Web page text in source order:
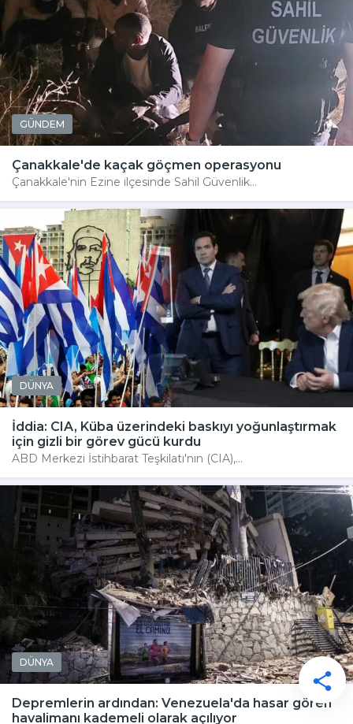
GÜNDEM
Çanakkale'de kaçak göçmen operasyonu
Çanakkale'nin Ezine ilçesinde Sahil Güvenlik...
DÜNYA
İddia: CIA, Küba üzerindeki baskıyı yoğunlaştırmak
için gizli bir görev gücü kurdu
ABD Merkezi İstihbarat Teşkilatı'nın (CIA),...
DÜNYA
Depremlerin ardından: Venezuela'da hasar gören
havalimanı kademeli olarak açılıyor